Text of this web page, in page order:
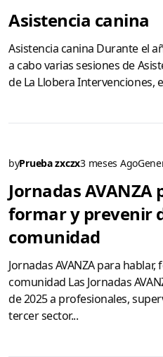
Asistencia canina
Asistencia canina Durante el
a cabo varias sesiones de
de La Llobera Intervenciones,
byPrueba zxczx3 meses Ago
Jornadas AVANZA
formar y prevenir
comunidad
Jornadas AVANZA para
comunidad Las Jornadas
de 2025 a profesionales,
tercer sector...